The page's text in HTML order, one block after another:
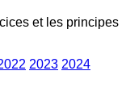
et les principes
2023 2024